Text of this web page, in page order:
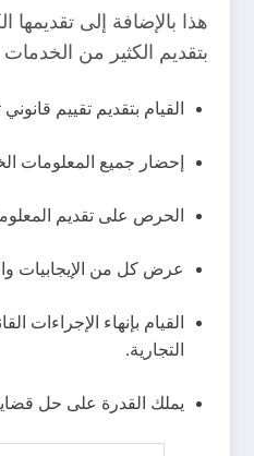
هذا بالإضافة إلى
بتقديم الكثير من الخدمات
القيام بتقديم تقييم
إحضار جميع المعلومات
الحرص على تقديم
عرض كل من الإيجابيات
القيام بإنهاء
التجارية.
يملك القدرة على حل قضايا